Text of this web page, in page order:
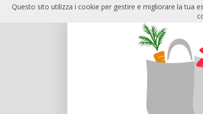
Questo sito utilizza i cookie per gestire e migliorare la tua